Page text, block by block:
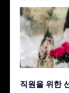
직원을 위한